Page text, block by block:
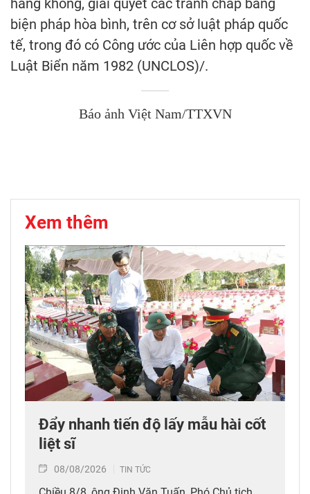
biện pháp hòa bình, trên cơ sở luật pháp quốc
tế, trong đó có Công ước của Liên hợp quốc về
Luật Biển năm 1982 (UNCLOS)/.
Báo ảnh Việt Nam/TTXVN
Xem thêm
Đẩy nhanh tiến độ lấy mẫu hài cốt
liệt sĩ
08/08/2026 TIN TỨC